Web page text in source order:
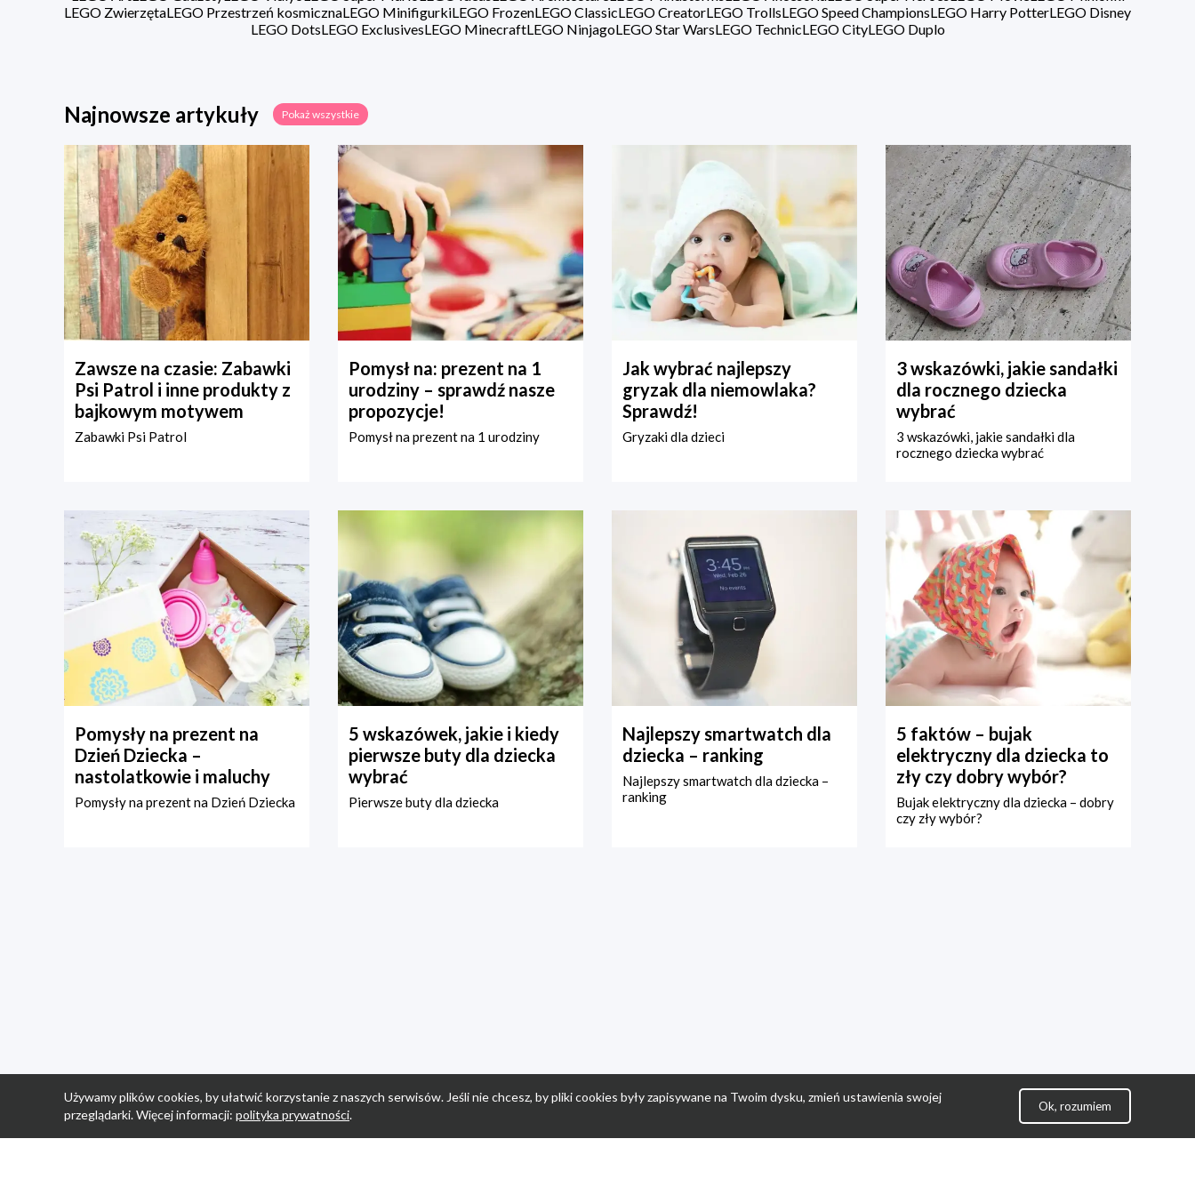
LEGO ZwierzętaLEGO Przestrzeń kosmicznaLEGO MinifigurkiLEGO FrozenLEGO ClassicLEGO CreatorLEGO TrollsLEGO Speed ChampionsLEGO Harry PotterLEGO Disney
LEGO DotsLEGO ExclusivesLEGO MinecraftLEGO NinjagoLEGO Star WarsLEGO TechnicLEGO CityLEGO Duplo
Najnowsze artykuły Pokaż wszystkie
Zawsze na czasie: Zabawki
Psi Patrol i inne produkty z
bajkowym motywem
Zabawki Psi Patrol
Pomysł na: prezent na 1
urodziny – sprawdź nasze
propozycje!
Pomysł na prezent na 1 urodziny
Jak wybrać najlepszy
gryzak dla niemowlaka?
Sprawdź!
Gryzaki dla dzieci
3 wskazówki, jakie sandałki
dla rocznego dziecka
wybrać
3 wskazówki, jakie sandałki dla
rocznego dziecka wybrać
Pomysły na prezent na
Dzień Dziecka –
nastolatkowie i maluchy
Pomysły na prezent na Dzień Dziecka
5 wskazówek, jakie i kiedy
pierwsze buty dla dziecka
wybrać
Pierwsze buty dla dziecka
Najlepszy smartwatch dla
dziecka – ranking
Najlepszy smartwatch dla dziecka –
ranking
5 faktów – bujak
elektryczny dla dziecka to
zły czy dobry wybór?
Bujak elektryczny dla dziecka – dobry
czy zły wybór?
Używamy plików cookies, by ułatwić korzystanie z naszych serwisów. Jeśli nie chcesz, by pliki cookies były zapisywane na Twoim dysku, zmień ustawienia swojej
przeglądarki. Więcej informacji: polityka prywatności.
Ok, rozumiem